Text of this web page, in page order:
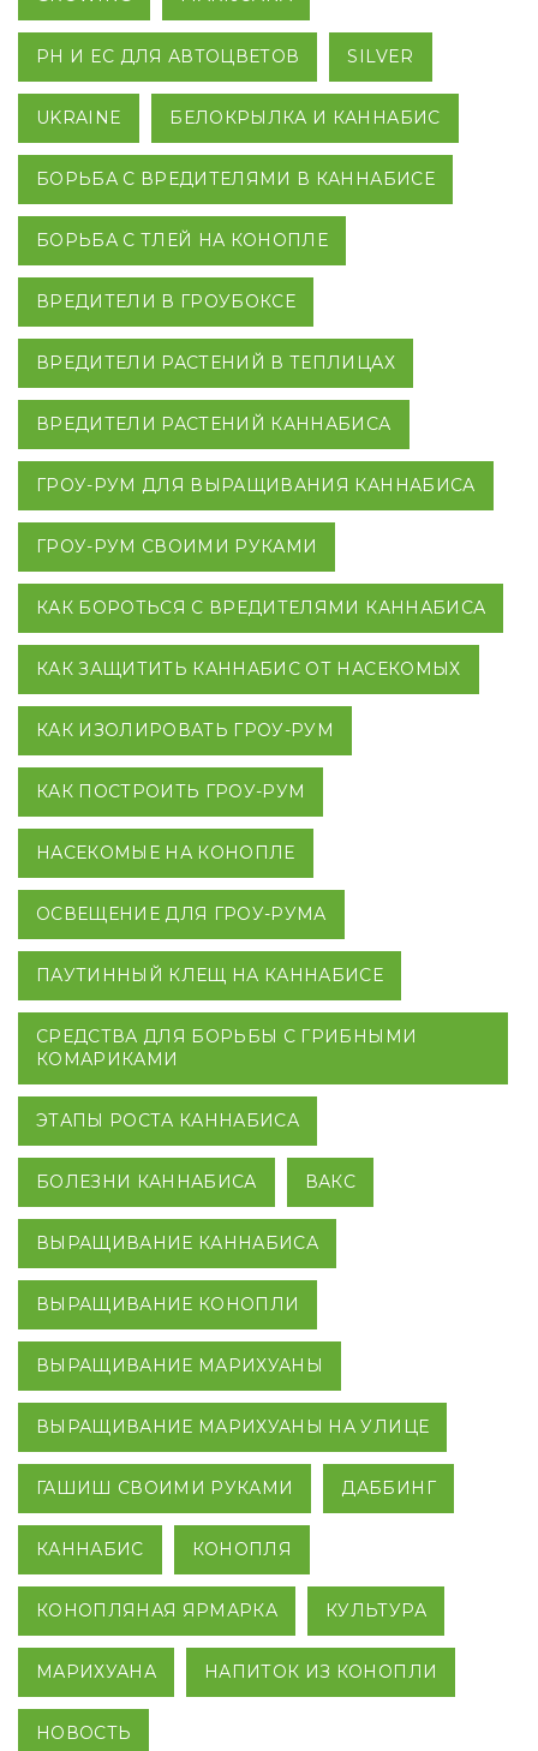
PH И EC ДЛЯ АВТОЦВЕТОВ SILVER
UKRAINE БЕЛОКРЫЛКА И КАННАБИС
БОРЬБА С ВРЕДИТЕЛЯМИ В КАННАБИСЕ
БОРЬБА С ТЛЕЙ НА КОНОПЛЕ
ВРЕДИТЕЛИ В ГРОУБОКСЕ
ВРЕДИТЕЛИ РАСТЕНИЙ В ТЕПЛИЦАХ
ВРЕДИТЕЛИ РАСТЕНИЙ КАННАБИСА
ГРОУ-РУМ ДЛЯ ВЫРАЩИВАНИЯ КАННАБИСА
ГРОУ-РУМ СВОИМИ РУКАМИ
КАК БОРОТЬСЯ С ВРЕДИТЕЛЯМИ КАННАБИСА
КАК ЗАЩИТИТЬ КАННАБИС ОТ НАСЕКОМЫХ
КАК ИЗОЛИРОВАТЬ ГРОУ-РУМ
КАК ПОСТРОИТЬ ГРОУ-РУМ
НАСЕКОМЫЕ НА КОНОПЛЕ
ОСВЕЩЕНИЕ ДЛЯ ГРОУ-РУМА
ПАУТИННЫЙ КЛЕЩ НА КАННАБИСЕ
СРЕДСТВА ДЛЯ БОРЬБЫ С ГРИБНЫМИ
КОМАРИКАМИ
ЭТАПЫ РОСТА КАННАБИСА
БОЛЕЗНИ КАННАБИСА ВАКС
ВЫРАЩИВАНИЕ КАННАБИСА
ВЫРАЩИВАНИЕ КОНОПЛИ
ВЫРАЩИВАНИЕ МАРИХУАНЫ
ВЫРАЩИВАНИЕ МАРИХУАНЫ НА УЛИЦЕ
ГАШИШ СВОИМИ РУКАМИ ДАББИНГ
КАННАБИС КОНОПЛЯ
КОНОПЛЯНАЯ ЯРМАРКА КУЛЬТУРА
МАРИХУАНА НАПИТОК ИЗ КОНОПЛИ
НОВОСТЬ